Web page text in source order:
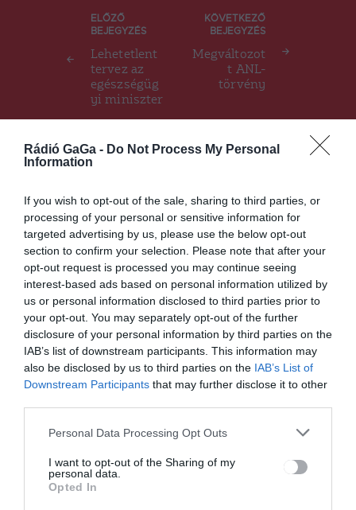
Rádió GaGa - Do Not Process My Personal
Information
If you wish to opt-out of the sale, sharing to third parties, or
processing of your personal or sensitive information for
targeted advertising by us, please use the below opt-out
section to confirm your selection. Please note that after your
opt-out request is processed you may continue seeing
interest-based ads based on personal information utilized by
us or personal information disclosed to third parties prior to
your opt-out. You may separately opt-out of the further
disclosure of your personal information by third parties on the
IAB’s list of downstream participants. This information may
also be disclosed by us to third parties on the IAB’s List of
Downstream Participants that may further disclose it to other
Personal Data Processing Opt Outs
I want to opt-out of the Sharing of my
personal data.
Opted In
Bejegyzés
navigáció
ELŐZŐ
BEJEGYZÉS
Lehetetlent
tervez az
egészségüg
yi miniszter
KÖVETKEZŐ
BEJEGYZÉS
Megváltozot
t ANL-
törvény
Ez is érdekelheti
HÍRLISTA
Románia több mint
háromezer kórházi ágyat
biztosít az ukrajnai sérültek
ápolására
gyalog menni az iskolába